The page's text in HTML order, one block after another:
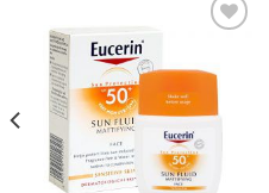
Thêm
yêu